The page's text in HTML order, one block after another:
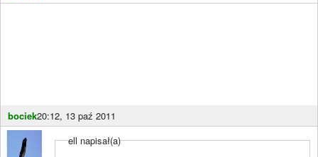
bociek20:12, 13 paź 2011
ell napisał(a)